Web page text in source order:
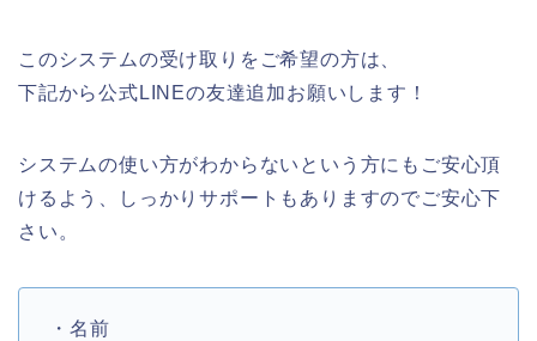
このシステムの受け取りをご希望の方は、
下記から公式LINEの友達追加お願いします！
システムの使い方がわからないという方にもご安心頂
けるよう、しっかりサポートもありますのでご安心下
さい。
・名前